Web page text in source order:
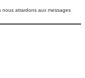
nous attardons aux messages